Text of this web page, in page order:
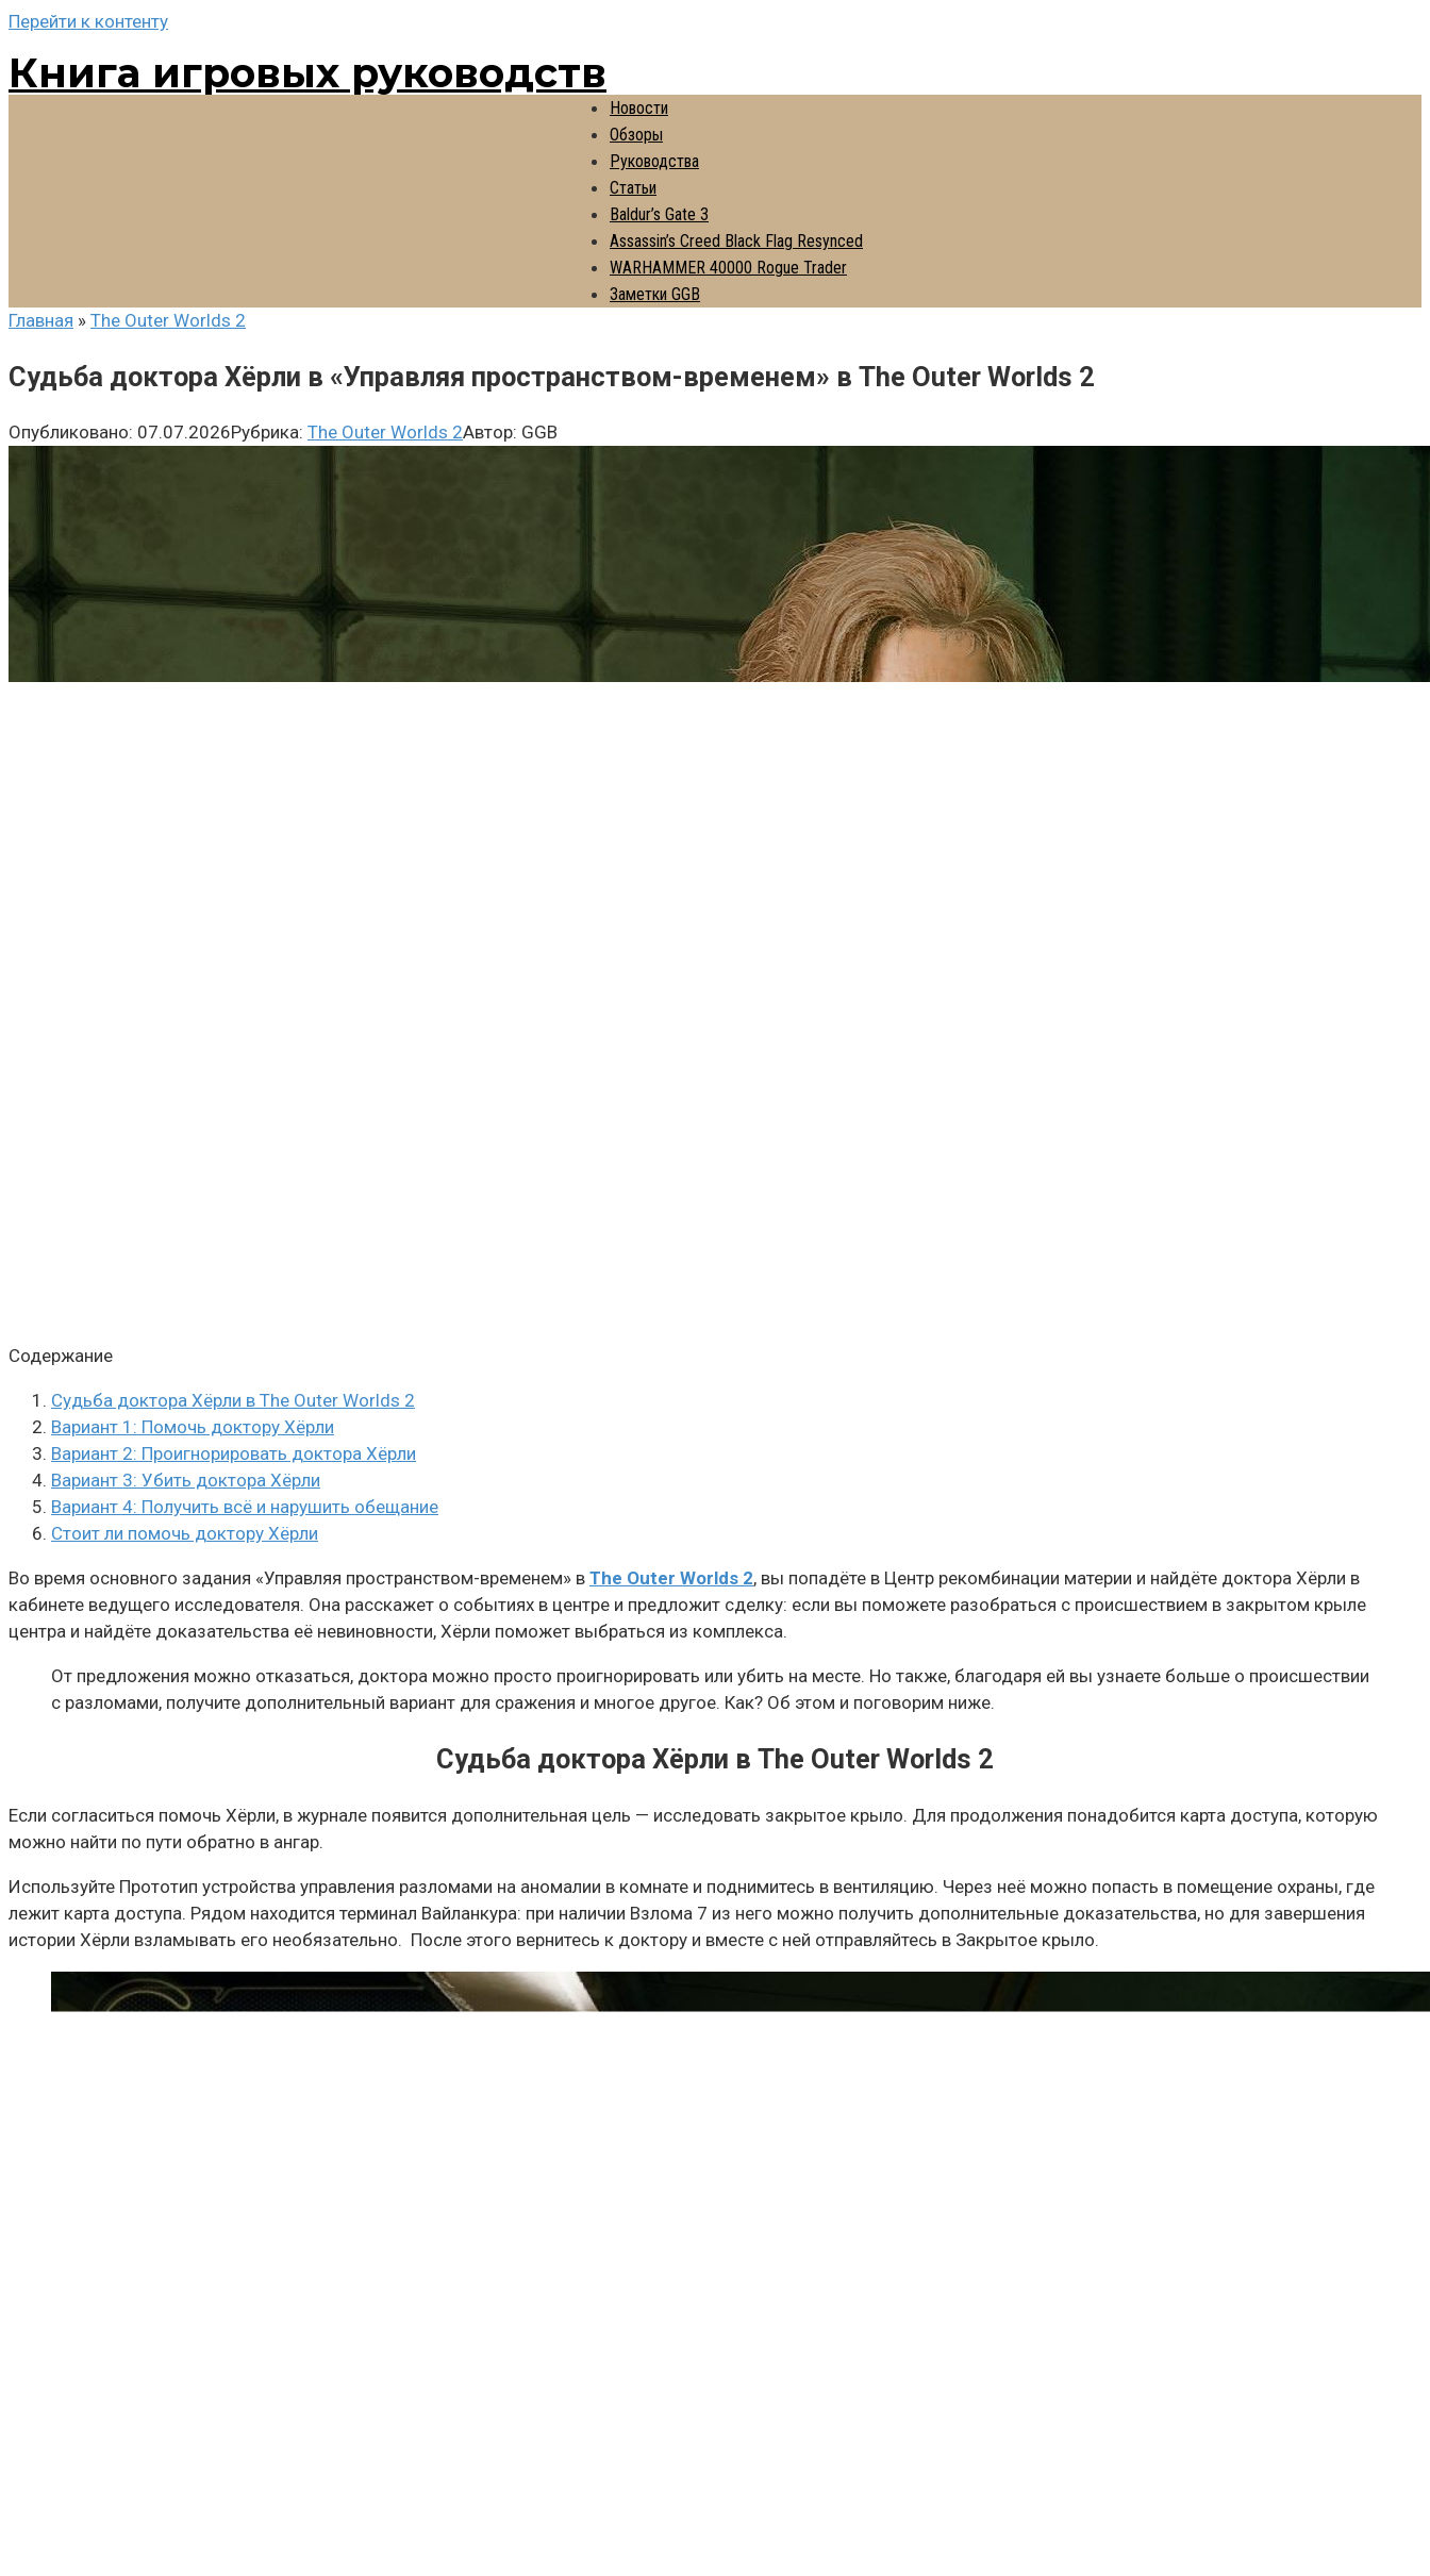
Перейти к контенту
Книга игровых руководств
Новости
Обзоры
Руководства
Статьи
Baldur’s Gate 3
Assassin’s Creed Black Flag Resynced
WARHAMMER 40000 Rogue Trader
Заметки GGB
Главная » The Outer Worlds 2
Судьба доктора Хёрли в «Управляя пространством-временем» в The Outer Worlds 2
Опубликовано: 07.07.2026Рубрика: The Outer Worlds 2Автор: GGB
Содержание
Судьба доктора Хёрли в The Outer Worlds 2
Вариант 1: Помочь доктору Хёрли
Вариант 2: Проигнорировать доктора Хёрли
Вариант 3: Убить доктора Хёрли
Вариант 4: Получить всё и нарушить обещание
Стоит ли помочь доктору Хёрли
Во время основного задания «Управляя пространством-временем» в The Outer Worlds 2, вы попадёте в Центр рекомбинации материи и найдёте доктора Хёрли в
кабинете ведущего исследователя. Она расскажет о событиях в центре и предложит сделку: если вы поможете разобраться с происшествием в закрытом крыле
центра и найдёте доказательства её невиновности, Хёрли поможет выбраться из комплекса.
От предложения можно отказаться, доктора можно просто проигнорировать или убить на месте. Но также, благодаря ей вы узнаете больше о происшествии
с разломами, получите дополнительный вариант для сражения и многое другое. Как? Об этом и поговорим ниже.
Судьба доктора Хёрли в The Outer Worlds 2
Если согласиться помочь Хёрли, в журнале появится дополнительная цель — исследовать закрытое крыло. Для продолжения понадобится карта доступа, которую
можно найти по пути обратно в ангар.
Используйте Прототип устройства управления разломами на аномалии в комнате и поднимитесь в вентиляцию. Через неё можно попасть в помещение охраны, где
лежит карта доступа. Рядом находится терминал Вайланкура: при наличии Взлома 7 из него можно получить дополнительные доказательства, но для завершения
истории Хёрли взламывать его необязательно. После этого вернитесь к доктору и вместе с ней отправляйтесь в Закрытое крыло.